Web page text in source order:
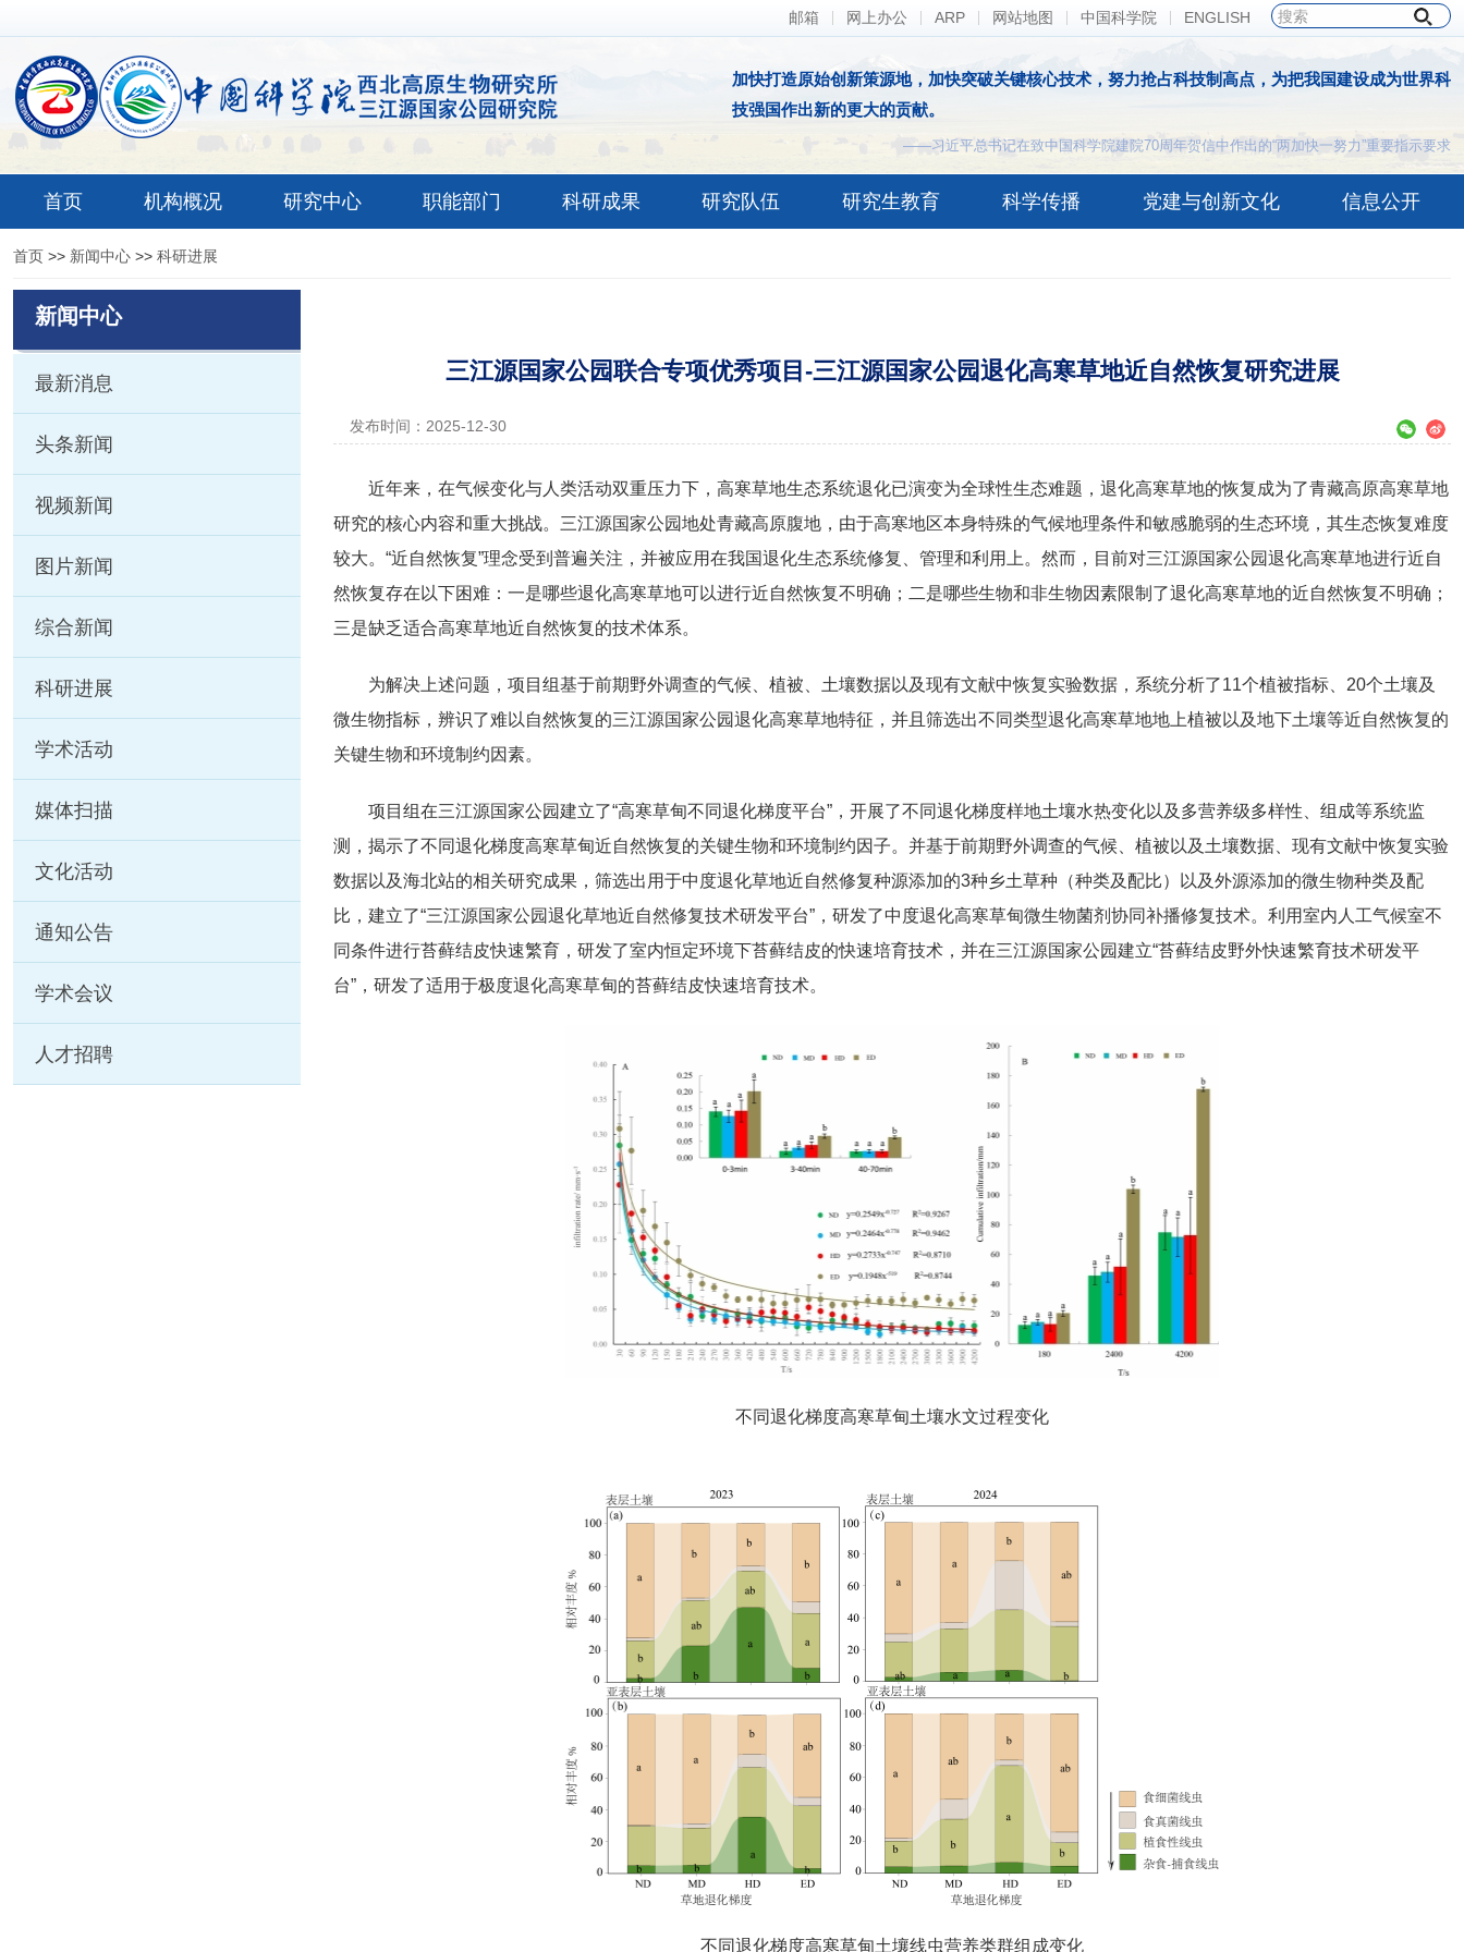
邮箱 网上办公 ARP 网站地图 中国科学院 ENGLISH
加快打造原始创新策源地，加快突破关键核心技术，努力抢占科技制高点，为把我国建设成为世界科
技强国作出新的更大的贡献。
——习近平总书记在致中国科学院建院70周年贺信中作出的“两加快一努力”重要指示要求
首页 机构概况 研究中心 职能部门 科研成果 研究队伍 研究生教育 科学传播 党建与创新文化 信息公开
首页 >> 新闻中心 >> 科研进展
新闻中心
最新消息
头条新闻
视频新闻
图片新闻
综合新闻
科研进展
学术活动
媒体扫描
文化活动
通知公告
学术会议
人才招聘
三江源国家公园联合专项优秀项目-三江源国家公园退化高寒草地近自然恢复研究进展
发布时间：2025-12-30
近年来，在气候变化与人类活动双重压力下，高寒草地生态系统退化已演变为全球性生态难题，退化高寒草地的恢复成为了青藏高原高寒草地
研究的核心内容和重大挑战。三江源国家公园地处青藏高原腹地，由于高寒地区本身特殊的气候地理条件和敏感脆弱的生态环境，其生态恢复难度
较大。“近自然恢复”理念受到普遍关注，并被应用在我国退化生态系统修复、管理和利用上。然而，目前对三江源国家公园退化高寒草地进行近自
然恢复存在以下困难：一是哪些退化高寒草地可以进行近自然恢复不明确；二是哪些生物和非生物因素限制了退化高寒草地的近自然恢复不明确；
三是缺乏适合高寒草地近自然恢复的技术体系。
为解决上述问题，项目组基于前期野外调查的气候、植被、土壤数据以及现有文献中恢复实验数据，系统分析了11个植被指标、20个土壤及
微生物指标，辨识了难以自然恢复的三江源国家公园退化高寒草地特征，并且筛选出不同类型退化高寒草地地上植被以及地下土壤等近自然恢复的
关键生物和环境制约因素。
项目组在三江源国家公园建立了“高寒草甸不同退化梯度平台”，开展了不同退化梯度样地土壤水热变化以及多营养级多样性、组成等系统监
测，揭示了不同退化梯度高寒草甸近自然恢复的关键生物和环境制约因子。并基于前期野外调查的气候、植被以及土壤数据、现有文献中恢复实验
数据以及海北站的相关研究成果，筛选出用于中度退化草地近自然修复种源添加的3种乡土草种（种类及配比）以及外源添加的微生物种类及配
比，建立了“三江源国家公园退化草地近自然修复技术研发平台”，研发了中度退化高寒草甸微生物菌剂协同补播修复技术。利用室内人工气候室不
同条件进行苔藓结皮快速繁育，研发了室内恒定环境下苔藓结皮的快速培育技术，并在三江源国家公园建立“苔藓结皮野外快速繁育技术研发平
台”，研发了适用于极度退化高寒草甸的苔藓结皮快速培育技术。
不同退化梯度高寒草甸土壤水文过程变化
不同退化梯度高寒草甸土壤线虫营养类群组成变化